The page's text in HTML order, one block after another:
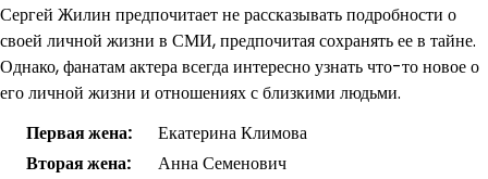
Сергей Жилин предпочитает не рассказывать подробности о
своей личной жизни в СМИ, предпочитая сохранять ее в тайне.
Однако, фанатам актера всегда интересно узнать что-то новое о
его личной жизни и отношениях с близкими людьми.
Первая жена:
Екатерина Климова
Вторая жена:
Анна Семенович